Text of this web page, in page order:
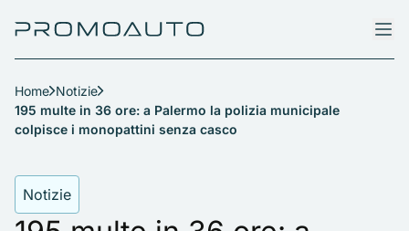
Home Notizie
195 multe in 36 ore: a Palermo la polizia municipale
colpisce i monopattini senza casco
Notizie